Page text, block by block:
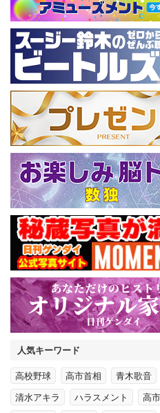
人気キーワード
高校野球 高市首相 青木歌音
清水アキラ ハラスメント 高